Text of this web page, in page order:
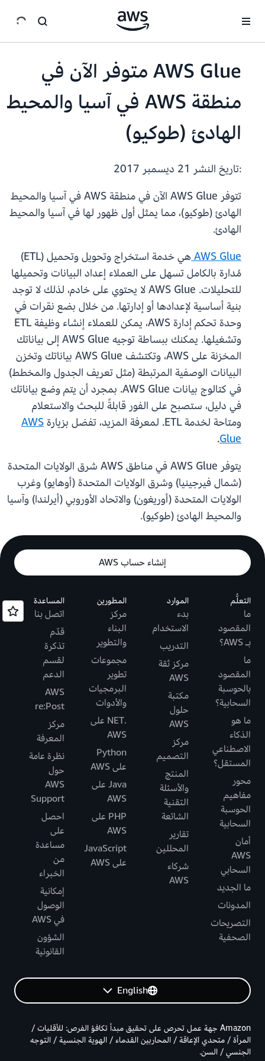
AWS Glue متوفر الآن في
منطقة AWS في آسيا والمحيط
الهادئ (طوكيو)
:تاريخ النشر
تتوفر AWS Glue الآن في منطقة AWS في آسيا والمحيط
الهادئ (طوكيو)، مما يمثل أول ظهور لها في آسيا والمحيط
الهادئ.
AWS Glue
هي خدمة استخراج وتحويل وتحميل (ETL)
مُدارة بالكامل تسهل على العملاء إعداد البيانات وتحميلها
للتحليلات. AWS Glue لا يحتوي على خادم، لذلك لا توجد
بنية أساسية لإعدادها أو إدارتها. من خلال بضع نقرات في
وحدة تحكم إدارة AWS، يمكن للعملاء إنشاء وظيفة ETL
وتشغيلها. يمكنك ببساطة توجيه AWS Glue إلى بياناتك
المخزنة على AWS، وتكتشف AWS Glue بياناتك وتخزن
البيانات الوصفية المرتبطة (مثل تعريف الجدول والمخطط)
في كتالوج بيانات AWS Glue. بمجرد أن يتم وضع بياناتك
في دليل، ستصبح على الفور قابلةً للبحث والاستعلام
ومتاحة لخدمة ETL. لمعرفة المزيد، تفضل بزيارة
AWS
Glue
.
يتوفر AWS Glue في مناطق AWS شرق الولايات المتحدة
(شمال فيرجينيا) وشرق الولايات المتحدة (أوهايو) وغرب
الولايات المتحدة (أوريغون) والاتحاد الأوروبي (أيرلندا) وآسيا
والمحيط الهادئ (طوكيو).
إنشاء حساب AWS
التعلُّم
ما
المقصود
بـ AWS؟
ما
المقصود
بالحوسبة
السحابية؟
ما هو
الذكاء
الاصطناعي
المستقل؟
محور
مفاهيم
الحوسبة
السحابية
أمان
AWS
السحابي
ما الجديد
المدونات
التصريحات
الصحفية
الموارد
بدء
الاستخدام
التدريب
مركز ثقة
AWS
مكتبة
حلول
AWS
مركز
التصميم
المنتج
والأسئلة
التقنية
الشائعة
تقارير
المحللين
شركاء
AWS
المطورين
مركز
البناء
والتطوير
مجموعات
تطوير
البرمجيات
والأدوات
.NET على
AWS
Python
على AWS
Java على
AWS
PHP على
AWS
JavaScript
على AWS
المساعدة
اتصل بنا
قدّم
تذكرة
لقسم
الدعم
AWS
re:Post
مركز
المعرفة
نظرة عامة
حول
AWS
Support
احصل
على
مساعدة
من
الخبراء
إمكانية
الوصول
في AWS
الشؤون
القانونية
English
Amazon جهة عمل تحرص على تحقيق مبدأ تكافؤ الفرص: للأقليات /
المرأة / متحدي الإعاقة / المحاربين القدماء / الهوية الجنسية / التوجه
الجنسي / السن.